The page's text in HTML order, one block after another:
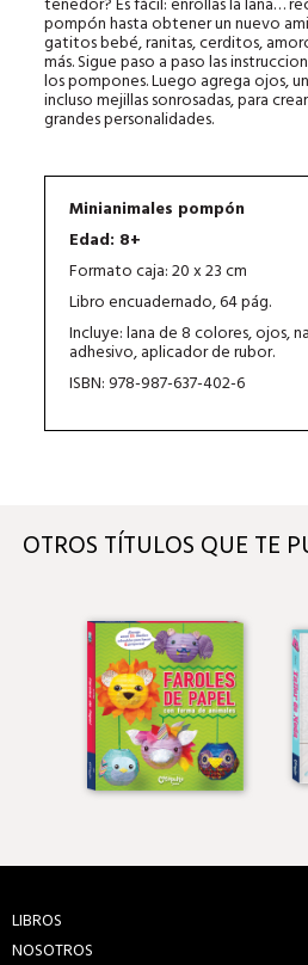
pompón hasta obtener un nuevo
gatitos bebé, ranitas, cerditos,
más. Sigue paso a paso las
los pompones. Luego agrega ojos,
incluso mejillas sonrosadas, para
grandes personalidades.
Minianimales pompón
Edad: 8+
Formato caja: 20 x 23 cm
Libro encuadernado, 64 pág.
Incluye: lana de 8 colores, ojos,
adhesivo, aplicador de rubor.
ISBN: 978-987-637-402-6
OTROS TÍTULOS QUE TE
LIBROS
NOSOTROS